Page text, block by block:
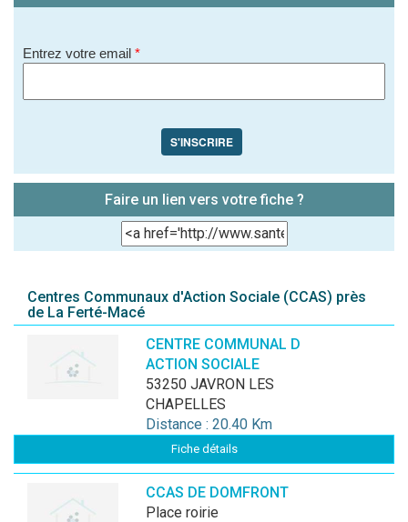
Entrez votre email *
S'INSCRIRE
Faire un lien vers votre fiche ?
Centres Communaux d'Action Sociale (CCAS) près
de La Ferté-Macé
CENTRE COMMUNAL D
ACTION SOCIALE
53250 JAVRON LES
CHAPELLES
Distance : 20.40 Km
Fiche détails
CCAS DE DOMFRONT
place roirie